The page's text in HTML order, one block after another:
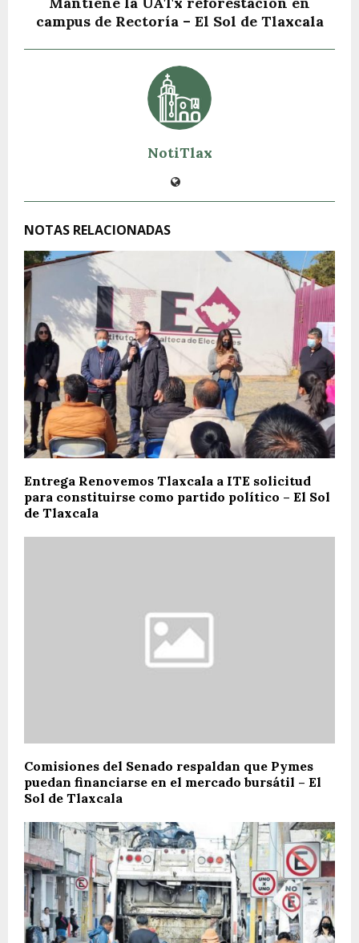
campus de Rectoría – El Sol de Tlaxcala
NotiTlax
NOTAS RELACIONADAS
Entrega Renovemos Tlaxcala a ITE solicitud
para constituirse como partido político – El Sol
de Tlaxcala
Comisiones del Senado respaldan que Pymes
puedan financiarse en el mercado bursátil – El
Sol de Tlaxcala